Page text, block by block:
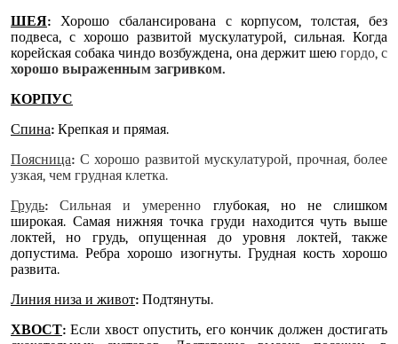
ШЕЯ: Хорошо сбалансирована с корпусом, толстая, без
подвеса, с хорошо развитой мускулатурой, сильная. Когда
корейская собака чиндо возбуждена, она держит шею гордо, с
хорошо выраженным загривком.
КОРПУС
Спина: Крепкая и прямая.
Поясница: С хорошо развитой мускулатурой, прочная, более
узкая, чем грудная клетка.
Грудь: Сильная и умеренно глубокая, но не слишком
широкая. Самая нижняя точка груди находится чуть выше
локтей, но грудь, опущенная до уровня локтей, также
допустима. Ребра хорошо изогнуты. Грудная кость хорошо
развита.
Линия низа и живот: Подтянуты.
ХВОСТ: Если хвост опустить, его кончик должен достигать